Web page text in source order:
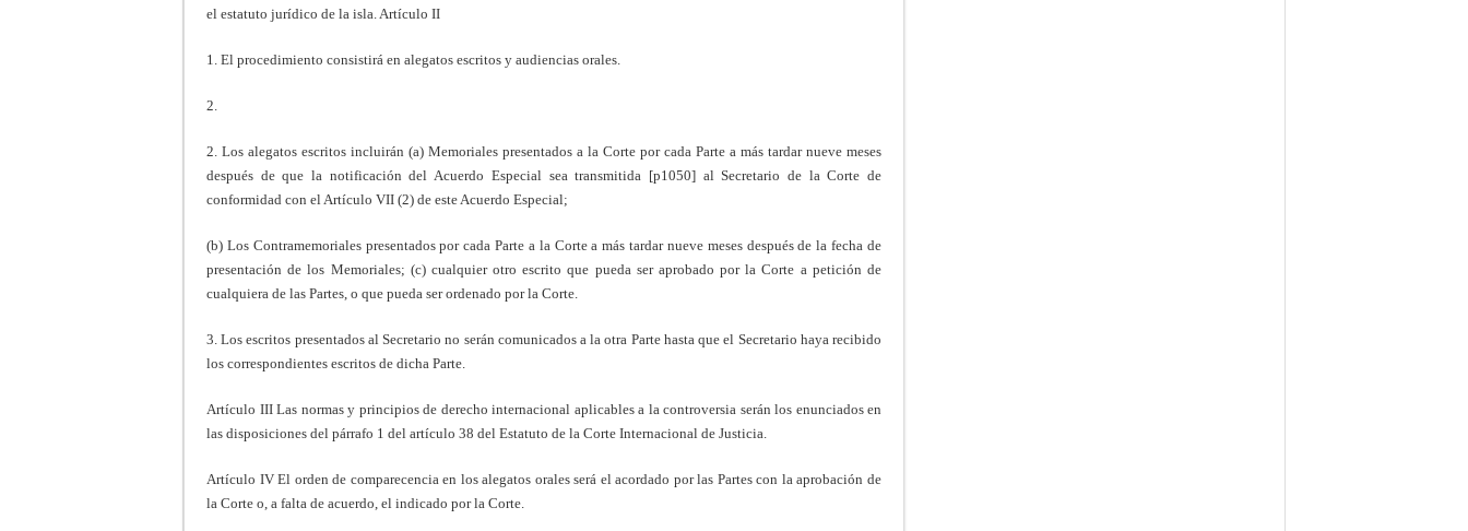
el estatuto jurídico de la isla. Artículo II
1. El procedimiento consistirá en alegatos escritos y audiencias orales.
2.
2. Los alegatos escritos incluirán (a) Memoriales presentados a la Corte por cada Parte a más tardar nueve meses
después de que la notificación del Acuerdo Especial sea transmitida [p1050] al Secretario de la Corte de
conformidad con el Artículo VII (2) de este Acuerdo Especial;
(b) Los Contramemoriales presentados por cada Parte a la Corte a más tardar nueve meses después de la fecha de
presentación de los Memoriales; (c) cualquier otro escrito que pueda ser aprobado por la Corte a petición de
cualquiera de las Partes, o que pueda ser ordenado por la Corte.
3. Los escritos presentados al Secretario no serán comunicados a la otra Parte hasta que el Secretario haya recibido
los correspondientes escritos de dicha Parte.
Artículo III Las normas y principios de derecho internacional aplicables a la controversia serán los enunciados en
las disposiciones del párrafo 1 del artículo 38 del Estatuto de la Corte Internacional de Justicia.
Artículo IV El orden de comparecencia en los alegatos orales será el acordado por las Partes con la aprobación de
la Corte o, a falta de acuerdo, el indicado por la Corte.